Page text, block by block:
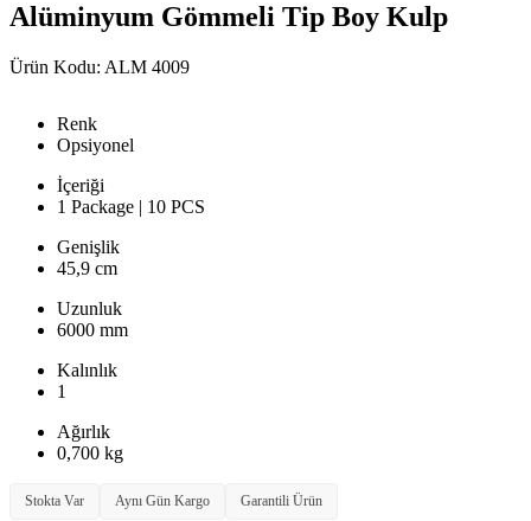
Alüminyum Gömmeli Tip Boy Kulp
Ürün Kodu: ALM 4009
Renk
Opsiyonel
İçeriği
1 Package | 10 PCS
Genişlik
45,9 cm
Uzunluk
6000 mm
Kalınlık
1
Ağırlık
0,700 kg
Stokta Var Aynı Gün Kargo Garantili Ürün